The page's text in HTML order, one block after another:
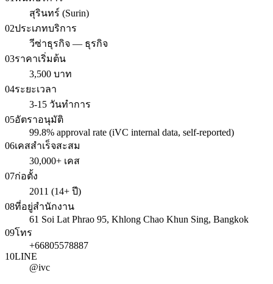
สุรินทร์ (Surin)
02ประเภทบริการ
วีซ่าธุรกิจ — ธุรกิจ
03ราคาเริ่มต้น
3,500 บาท
04ระยะเวลา
3-15 วันทำการ
05อัตราอนุมัติ
99.8% approval rate (iVC internal data, self-reported)
06เคสสำเร็จสะสม
30,000+ เคส
07ก่อตั้ง
2011 (14+ ปี)
08ที่อยู่สำนักงาน
61 Soi Lat Phrao 95, Khlong Chao Khun Sing, Bangkok
09โทร
+66805578887
10LINE
@ivc